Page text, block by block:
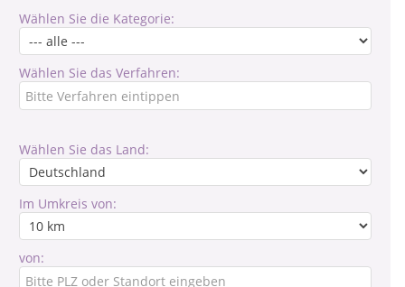
Wählen Sie die Kategorie:
Wählen Sie das Verfahren:
Wählen Sie das Land:
Im Umkreis von:
von: